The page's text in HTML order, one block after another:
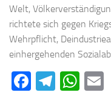
Welt,
richtete sich gegen
Wehrpflicht,
einhergehenden
Facebook